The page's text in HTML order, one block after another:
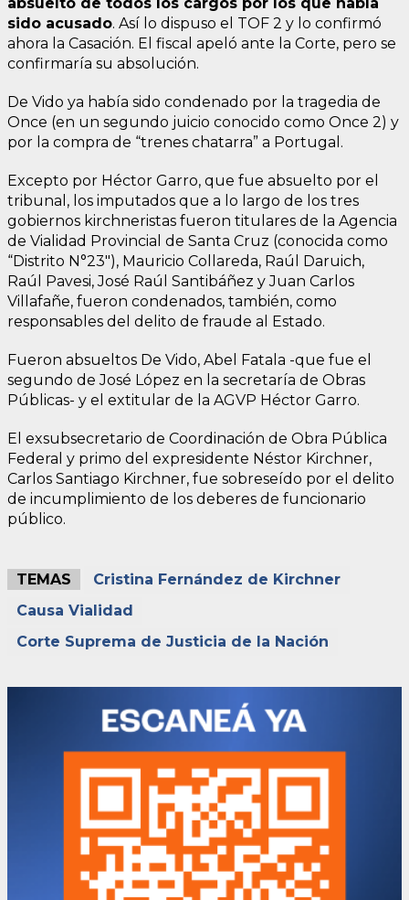
sido acusado. Así lo dispuso el TOF 2 y lo confirmó
ahora la Casación. El fiscal apeló ante la Corte, pero se
confirmaría su absolución.
De Vido ya había sido condenado por la tragedia de
Once (en un segundo juicio conocido como Once 2) y
por la compra de “trenes chatarra” a Portugal.
Excepto por Héctor Garro, que fue absuelto por el
tribunal, los imputados que a lo largo de los tres
gobiernos kirchneristas fueron titulares de la Agencia
de Vialidad Provincial de Santa Cruz (conocida como
“Distrito N°23″), Mauricio Collareda, Raúl Daruich,
Raúl Pavesi, José Raúl Santibáñez y Juan Carlos
Villafañe, fueron condenados, también, como
responsables del delito de fraude al Estado.
Fueron absueltos De Vido, Abel Fatala -que fue el
segundo de José López en la secretaría de Obras
Públicas- y el extitular de la AGVP Héctor Garro.
El exsubsecretario de Coordinación de Obra Pública
Federal y primo del expresidente Néstor Kirchner,
Carlos Santiago Kirchner, fue sobreseído por el delito
de incumplimiento de los deberes de funcionario
público.
TEMAS
Cristina Fernández de Kirchner
Causa Vialidad
Corte Suprema de Justicia de la Nación